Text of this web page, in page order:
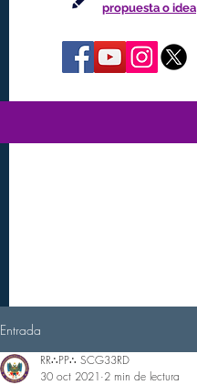
propuesta o idea
Entrada
RR∴PP∴ SCG33RD
30 oct 2021 2 min de lectura